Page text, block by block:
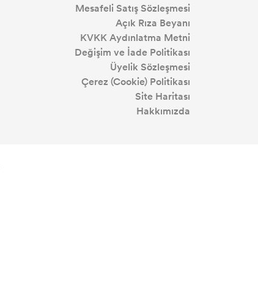
Mesafeli Satış Sözleşmesi
Açık Rıza Beyanı
KVKK Aydınlatma Metni
Değişim ve İade Politikası
Üyelik Sözleşmesi
Çerez (Cookie) Politikası
Site Haritası
Hakkımızda